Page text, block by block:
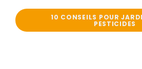
10 CONSEILS POUR
PESTICIDES